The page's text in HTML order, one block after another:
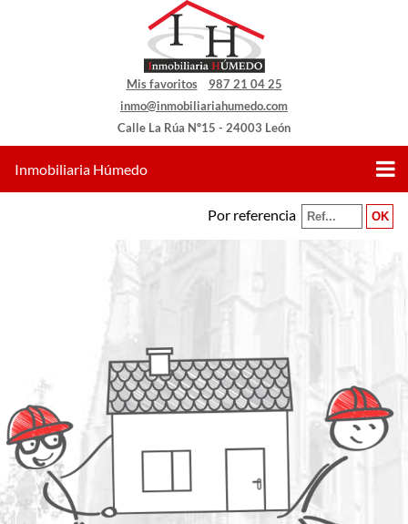
Mis favoritos
987 21 04 25
inmo@inmobiliariahumedo.com
Calle La Rúa Nº15 - 24003 León
Inmobiliaria Húmedo
Por referencia